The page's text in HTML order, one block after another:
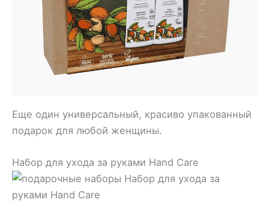
Еще один универсальный, красиво упакованный
подарок для любой женщины.
Набор для ухода за руками Hand Care